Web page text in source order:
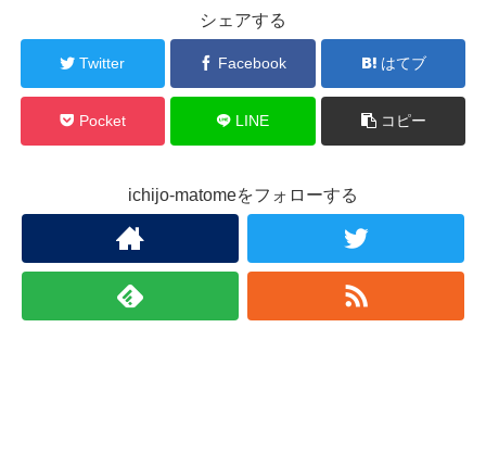
シェアする
Twitter Facebook はてブ
Pocket LINE コピー
ichijo-matomeをフォローする